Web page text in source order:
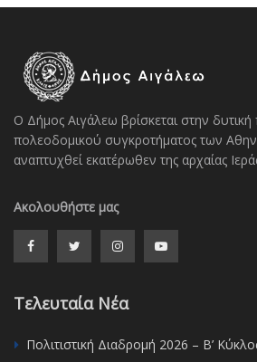
Ο Δήμος Αιγάλεω βρίσκεται στην δυτική
πολεοδομικού συγκροτήματος των
αναπτυχθεί εκατέρωθεν της αρχαίας
Ακολουθήστε μας
Τελευταία Νέα
Πολιτιστική Διαδρομή 2026 – Β’